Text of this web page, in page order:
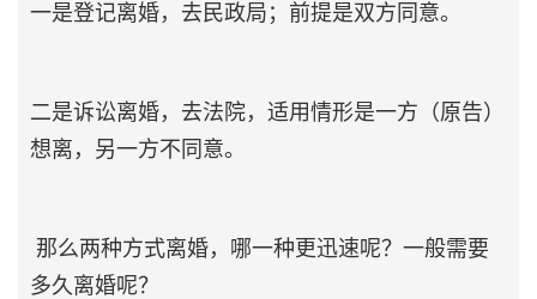
一是登记离婚，去民政局；前提是双方同意。
二是诉讼离婚，去法院，适用情形是一方（原告）
想离，另一方不同意。
那么两种方式离婚，哪一种更迅速呢？一般需要
多久离婚呢？